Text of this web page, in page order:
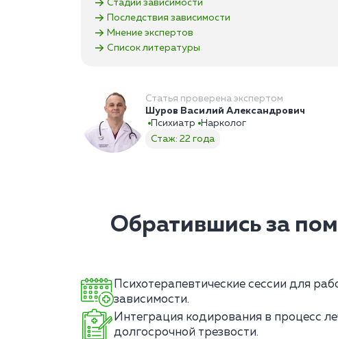
Стадии зависимости
Последствия зависимости
Мнение экспертов
Список литературы
Статья проверена экспертом
Шуров Василий Александрович
Психиатр
Нарколог
Стаж: 22 года
Обратившись за
Психотерапевтические сессии для
зависимости.
Интеграция кодирования в процесс
долгосрочной трезвости.